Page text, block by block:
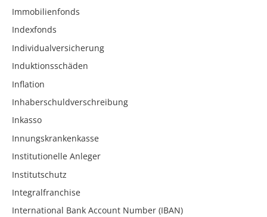
Immobilienfonds
Indexfonds
Individualversicherung
Induktionsschäden
Inflation
Inhaberschuldverschreibung
Inkasso
Innungskrankenkasse
Institutionelle Anleger
Institutschutz
Integralfranchise
International Bank Account Number (IBAN)